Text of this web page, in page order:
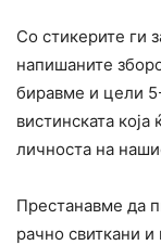
Со стикерите ги
напишаните
биравме и цели
вистинската која
личноста на
Престанавме да
рачно свиткани